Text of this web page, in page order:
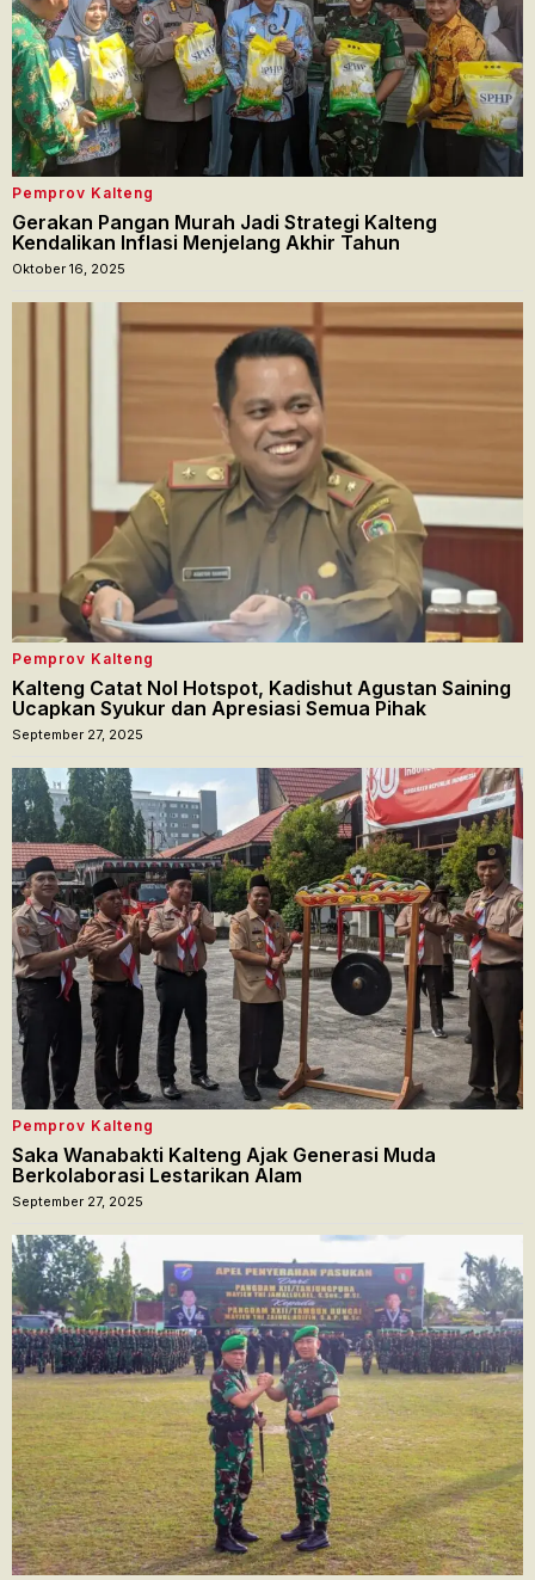
Pemprov Kalteng
Gerakan Pangan Murah Jadi Strategi Kalteng
Kendalikan Inflasi Menjelang Akhir Tahun
Oktober 16, 2025
Pemprov Kalteng
Kalteng Catat Nol Hotspot, Kadishut Agustan Saining
Ucapkan Syukur dan Apresiasi Semua Pihak
September 27, 2025
Pemprov Kalteng
Saka Wanabakti Kalteng Ajak Generasi Muda
Berkolaborasi Lestarikan Alam
September 27, 2025